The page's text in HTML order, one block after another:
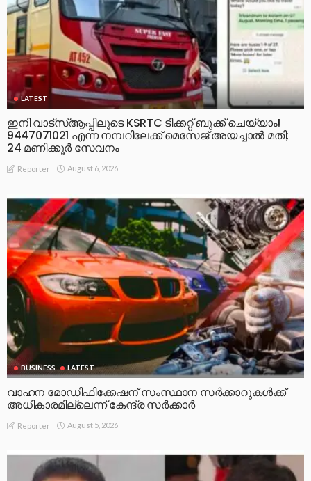
LATEST
ഇനി വാട്‌സ്ആപ്പിലൂടെ KSRTC ടിക്കറ്റ് ബുക്ക് ചെയ്യാം!
9447071021 എന്ന നമ്പറിലേക്ക് മെസേജ് അയച്ചാൽ മതി;
24 മണിക്കൂർ സേവനം
Reporter August 6, 2026
BUSINESS LATEST
വാഹന മോഡിഫിക്കേഷന് സംസ്ഥാന സർക്കാറുകൾക്ക്
അധികാരമില്ലെന്ന് കേന്ദ്ര സർക്കാർ
Reporter August 5, 2026